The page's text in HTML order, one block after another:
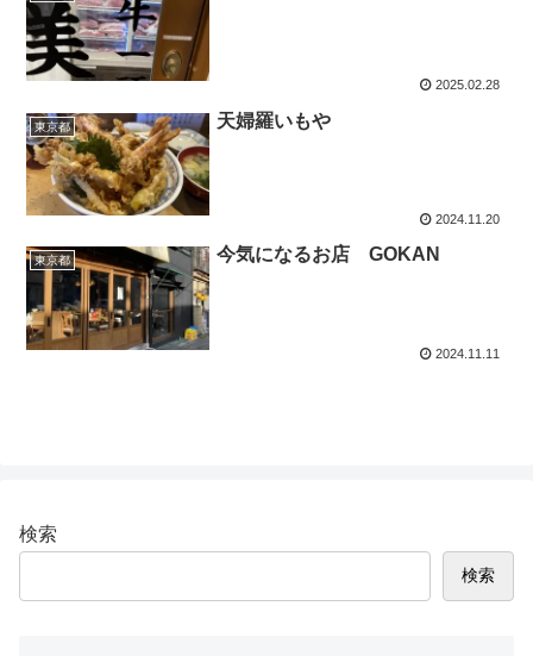
2025.02.28
東京都 天婦羅いもや
2024.11.20
東京都 今気になるお店 GOKAN
2024.11.11
検索
検索